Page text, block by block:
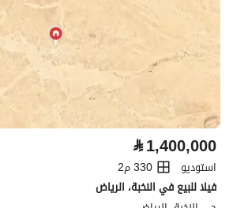
⃁1,400,000
استوديو
330 م2
فيلا للبيع في النخبة، الرياض